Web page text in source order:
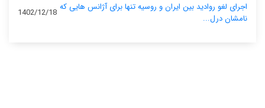
اجرای لغو روادید بین ایران و روسیه تنها برای آژانس‌ هایی که
نامشان درل...
1402/12/18